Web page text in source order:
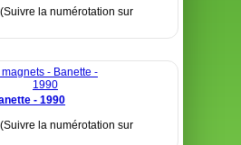
la numérotation sur
- 1990
la numérotation sur